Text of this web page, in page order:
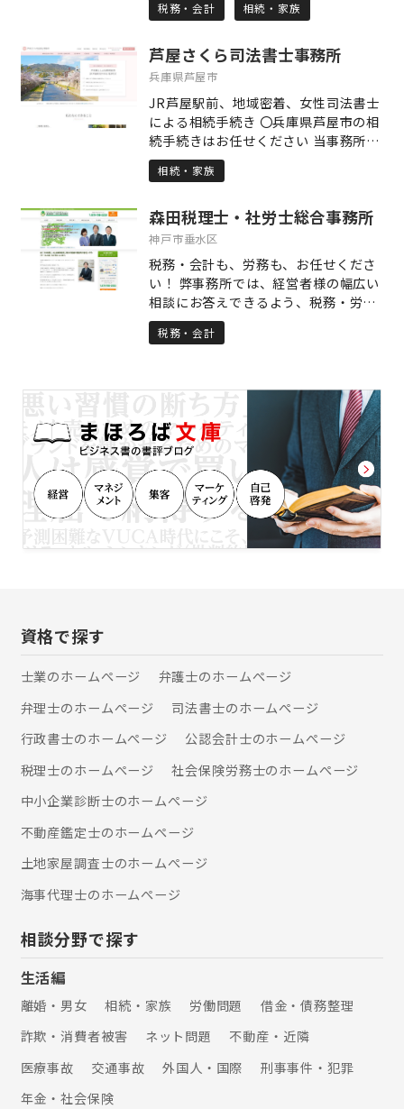
分からない時も、悩みすぎず是非お気
軽にご相談ください。
ません。このような遺産相続による争
私長嶋の使命だと考えています。
税務・会計 相続・家族
芦屋さくら司法書士事務所
兵庫県芦屋市
JR芦屋駅前、地域密着、女性司法書士
による相続手続き 〇兵庫県芦屋市の相
続手続きはお任せください 当事務所
は、代表司法書士の地元である兵庫県
芦屋市に密着して相続登記等の相続手
す。 地元貢献の想いで司法書士事務所
を経営しており、どなたでも気軽に相
談でき、安心していただける司法書士
事務所を目指しております。 〇相続手
続き内容に応じた、適切な価格設定 当
事務所は、相続手続きの専門家報酬で
よくある、遺産額の◯%という報酬規
定にしておりません。 遺産額の割合で
専門家報酬になってしまうこともある
ため、遺産額よりも相続手続きの難易
度や工程数を報酬決定の際に重視して
おります。 常に、ご依頼いただくお客
様にとって、納得感のある報酬設定を
するよう心がけております。 〇事務所
立地を活かし、芦屋市内の案件は迅速
対応 当事務所は、芦屋市の主要エリア
に事務所を構えております。近隣に銀
続税申告が必要である場合や、相続し
た不動産を売却したい場合、当事務所
がお客様の窓口となり、芦屋市内の税
理士や不動産会社に手続きを依頼する
一つの窓口で対応できるよう、各種専
門家と連携して対応させていただきま
す。 【保有資格等】 司法書士、行政書
士、AFP （一社）日本財産管理協会
ポート 会員
相続・家族
森田税理士・社労士総合事務所
神戸市垂水区
税務・会計も、労務も、お任せくださ
い！ 弊事務所では、経営者様の幅広い
相談にお答えできるよう、税務・労
務・会計業務を中心に、節税から借入
相談、就業規則見直しまで、豊富な提
は何でも相談」してくださいね。
税務・会計
資格で探す
士業のホームぺージ
弁護士のホームぺージ
弁理士のホームぺージ
司法書士のホームぺージ
行政書士のホームぺージ
公認会計士のホームぺージ
税理士のホームぺージ
社会保険労務士のホームぺージ
中小企業診断士のホームぺージ
不動産鑑定士のホームぺージ
土地家屋調査士のホームぺージ
海事代理士のホームぺージ
相談分野で探す
生活編
離婚・男女 相続・家族 労働問題
借金・債務整理
詐欺・消費者被害
ネット問題
不動産・近隣
医療事故
交通事故 外国人・国際
刑事事件・犯罪
年金・社会保険